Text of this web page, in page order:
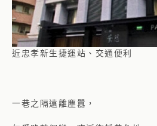
近忠孝新生捷運站、交通便利
一巷之隔遠離塵囂，